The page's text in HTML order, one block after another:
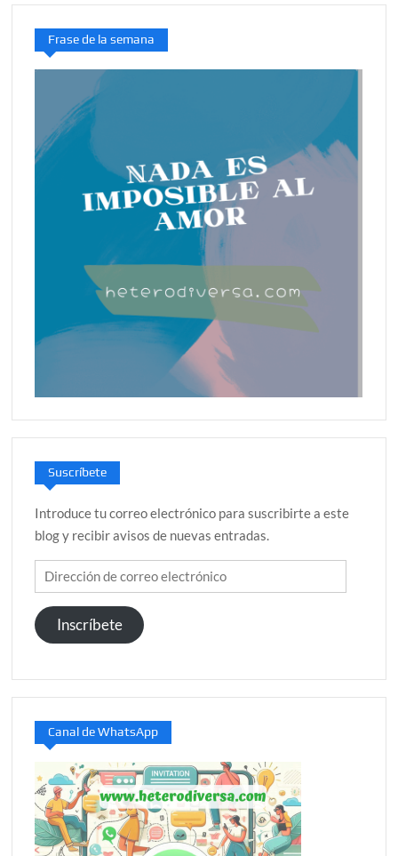
Frase de la semana
Suscríbete
Introduce tu correo electrónico para suscribirte a este
blog y recibir avisos de nuevas entradas.
Dirección
de
correo
electrónico
Inscríbete
Canal de WhatsApp